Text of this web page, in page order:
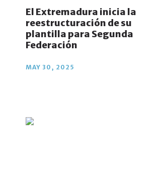
El Extremadura inicia la
reestructuración de su
plantilla para Segunda
Federación
MAY 30, 2025